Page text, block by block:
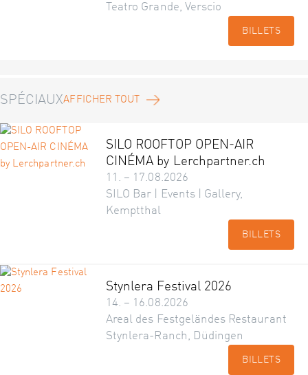
Teatro Grande, Verscio
BILLETS
SPÉCIAUXAFFICHER TOUT
SILO ROOFTOP OPEN-AIR
CINÉMA by Lerchpartner.ch
11. – 17.08.2026
SILO Bar | Events | Gallery,
Kemptthal
BILLETS
Stynlera Festival 2026
14. – 16.08.2026
Areal des Festgeländes Restaurant
Stynlera-Ranch, Düdingen
BILLETS